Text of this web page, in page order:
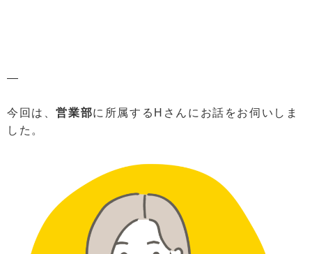
—
今回は、営業部に所属するHさんにお話をお伺いしま
した。